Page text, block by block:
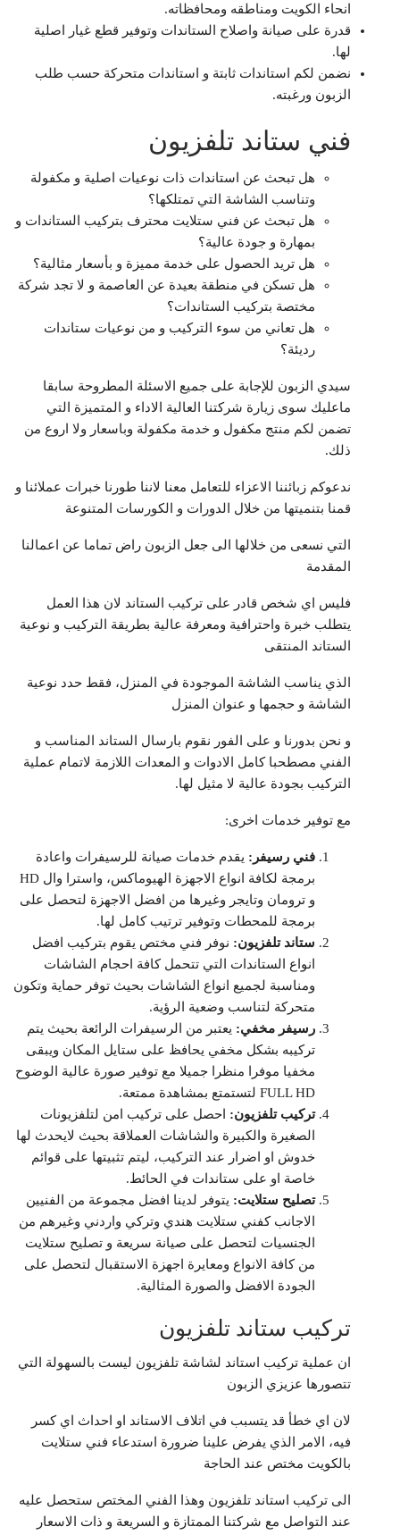
انحاء الكويت ومناطقه ومحافظاته.
قدرة على صيانة واصلاح الستاندات وتوفير قطع غيار اصلية
لها.
نضمن لكم استاندات ثابتة و استاندات متحركة حسب طلب
الزبون ورغبته.
فني ستاند تلفزيون
هل تبحث عن استاندات ذات نوعيات اصلية و مكفولة
وتناسب الشاشة التي تمتلكها؟
هل تبحث عن فني ستلايت محترف بتركيب الستاندات و
بمهارة و جودة عالية؟
هل تريد الحصول على خدمة مميزة و بأسعار مثالية؟
هل تسكن في منطقة بعيدة عن العاصمة و لا تجد شركة
مختصة بتركيب الستاندات؟
هل تعاني من سوء التركيب و من نوعيات ستاندات
رديئة؟
سيدي الزبون للإجابة على جميع الاسئلة المطروحة سابقا
ماعليك سوى زيارة شركتنا العالية الاداء و المتميزة التي
تضمن لكم منتج مكفول و خدمة مكفولة وباسعار ولا اروع من
ذلك.
ندعوكم زبائننا الاعزاء للتعامل معنا لاننا طورنا خبرات عملائنا و
قمنا بتنميتها من خلال الدورات و الكورسات المتنوعة
التي نسعى من خلالها الى جعل الزبون راض تماما عن اعمالنا
المقدمة
فليس اي شخص قادر على تركيب الستاند لان هذا العمل
يتطلب خبرة واحترافية ومعرفة عالية بطريقة التركيب و نوعية
الستاند المنتقى
الذي يناسب الشاشة الموجودة في المنزل، فقط حدد نوعية
الشاشة و حجمها و عنوان المنزل
و نحن بدورنا و على الفور نقوم بارسال الستاند المناسب و
الفني مصطحبا كامل الادوات و المعدات اللازمة لاتمام عملية
التركيب بجودة عالية لا مثيل لها.
مع توفير خدمات اخرى:
فني رسيفر: يقدم خدمات صيانة للرسيفرات واعادة
برمجة لكافة انواع الاجهزة الهيوماكس، واسترا وال HD
و ترومان وتايجر وغيرها من افضل الاجهزة لتحصل على
برمجة للمحطات وتوفير ترتيب كامل لها.
ستاند تلفزيون: نوفر فني مختص يقوم بتركيب افضل
انواع الستاندات التي تتحمل كافة احجام الشاشات
ومناسبة لجميع انواع الشاشات بحيث توفر حماية وتكون
متحركة لتناسب وضعية الرؤية.
رسيفر مخفي: يعتبر من الرسيفرات الرائعة بحيث يتم
تركيبه بشكل مخفي يحافظ على ستايل المكان ويبقى
مخفيا موفرا منظرا جميلا مع توفير صورة عالية الوضوح
FULL HD لتستمتع بمشاهدة ممتعة.
تركيب تلفزيون: احصل على تركيب امن لتلفزيونات
الصغيرة والكبيرة والشاشات العملاقة بحيث لايحدث لها
خدوش او اضرار عند التركيب، ليتم تثبيتها على قوائم
خاصة او على ستاندات في الحائط.
تصليح ستلايت: يتوفر لدينا افضل مجموعة من الفنيين
الاجانب كفني ستلايت هندي وتركي واردني وغيرهم من
الجنسيات لتحصل على صيانة سريعة و تصليح ستلايت
من كافة الانواع ومعايرة اجهزة الاستقبال لتحصل على
الجودة الافضل والصورة المثالية.
تركيب ستاند تلفزيون
ان عملية تركيب استاند لشاشة تلفزيون ليست بالسهولة التي
تتصورها عزيزي الزبون
لان اي خطأ قد يتسبب في اتلاف الاستاند او احداث اي كسر
فيه، الامر الذي يفرض علينا ضرورة استدعاء فني ستلايت
بالكويت مختص عند الحاجة
الى تركيب استاند تلفزيون وهذا الفني المختص ستحصل عليه
عند التواصل مع شركتنا الممتازة و السريعة و ذات الاسعار